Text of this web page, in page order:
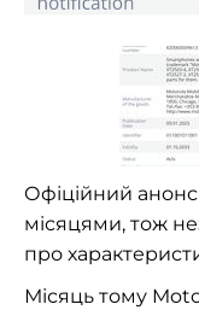
Офіційний
місяцями, тож
про
Місяць тому